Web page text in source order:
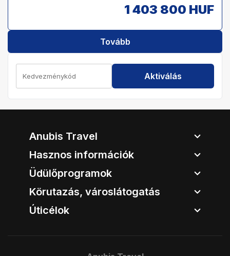
1 403 800 HUF
Tovább
Aktiválás
Anubis Travel
Hasznos információk
Üdülőprogramok
Körutazás, városlátogatás
Úticélok